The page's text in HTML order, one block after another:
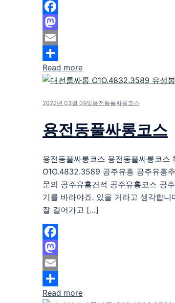
Facebook
Mastodon
Email
Share
Read more
2022년 03월 09일 용전동풀싸롱코스
용전동풀싸롱코스
용전동풀싸롱코스 용전동풀싸롱코스
O1O.4832.3589 공주유흥 공주유흥
문의 공주유흥견적 공주유흥코스 공
기를 바라야죠. 있을 거라고 생각합니
잘 걸어가고 […]
Facebook
Mastodon
Email
Share
Read more